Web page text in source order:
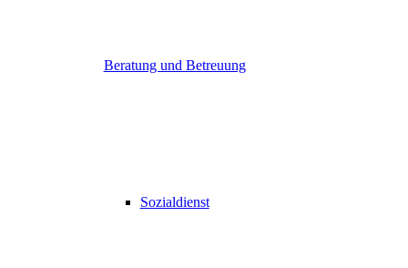
Beratung und Betreuung
Sozialdienst